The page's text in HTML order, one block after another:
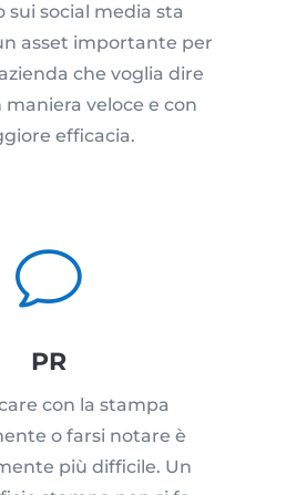
sui social media sta
asset importante per
che voglia dire
maniera veloce e con
efficacia.
v
PR
con la stampa
o farsi notare è
più difficile. Un